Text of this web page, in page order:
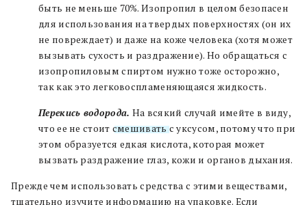
быть не меньше 70%. Изопропил в целом безопасен
для использования на твердых поверхностях (он их
не повреждает) и даже на коже человека (хотя может
вызывать сухость и раздражение). Но обращаться с
изопропиловым спиртом нужно тоже осторожно,
так как это легковоспламеняющаяся жидкость.
Перекись водорода. На всякий случай имейте в виду,
что ее не стоит смешиватьс уксусом, потому что при
этом образуется едкая кислота, которая может
вызвать раздражение глаз, кожи и органов дыхания.
Прежде чем использовать средства с этими веществами,
тщательно изучите информацию на упаковке. Если